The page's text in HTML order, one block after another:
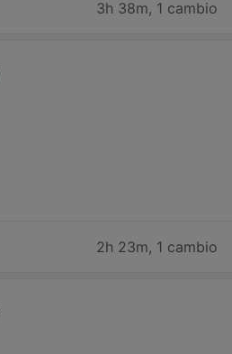
3h 38m, 1 cambio
2h 23m, 1 cambio